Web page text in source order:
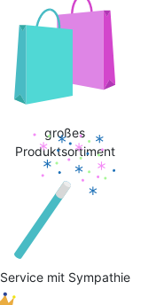
großes
Produktsortiment
Service mit Sympathie